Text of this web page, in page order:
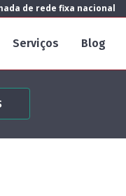
de rede fixa nacional
Serviços Blog